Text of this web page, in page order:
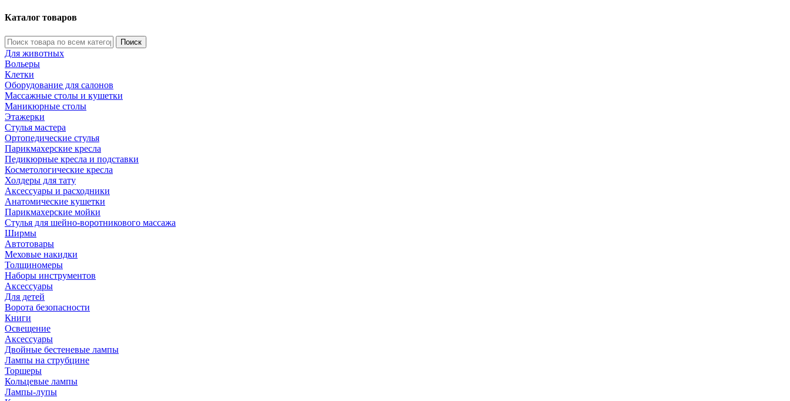
Каталог товаров
Поиск
Для животных
Вольеры
Клетки
Оборудование для салонов
Массажные столы и кушетки
Маникюрные столы
Этажерки
Стулья мастера
Ортопедические стулья
Парикмахерские кресла
Педикюрные кресла и подставки
Косметологические кресла
Холдеры для тату
Аксессуары и расходники
Анатомические кушетки
Парикмахерские мойки
Стулья для шейно-воротникового массажа
Ширмы
Автотовары
Меховые накидки
Толщиномеры
Наборы инструментов
Аксессуары
Для детей
Ворота безопасности
Книги
Освещение
Аксессуары
Двойные бестеневые лампы
Лампы на струбцине
Торшеры
Кольцевые лампы
Лампы-лупы